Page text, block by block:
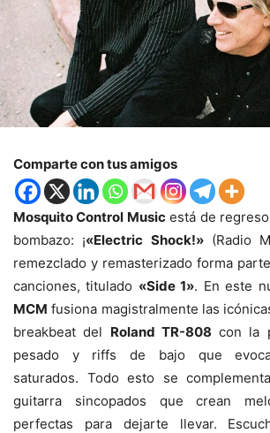
Comparte con tus amigos
Mosquito Control Musicestá de
bombazo: ¡«Electric Shock!»(Radio
remezclado y remasterizado forma
canciones, titulado «Side 1». En este
MCM fusiona magistralmente las
breakbeat del Roland TR-808 con la
pesado y riffs de bajo que
saturados. Todo esto se
guitarra sincopados que crean
perfectas para dejarte llevar.